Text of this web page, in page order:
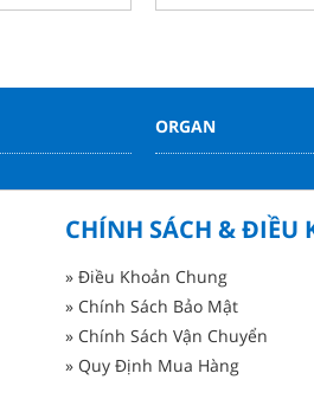
ORGAN
CHÍNH SÁCH & ĐIỀU
» Điều Khoản Chung
» Chính Sách Bảo Mật
» Chính Sách Vận Chuyển
» Quy Định Mua Hàng